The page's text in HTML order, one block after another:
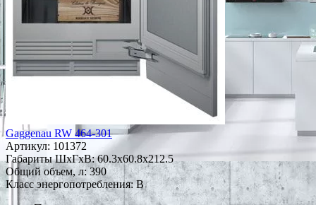
Gaggenau RW 464-301
Артикул: 101372
Габариты ШxГxВ: 60.3x60.8x212.5
Общий объем, л: 390
Класс энергопотребления: B